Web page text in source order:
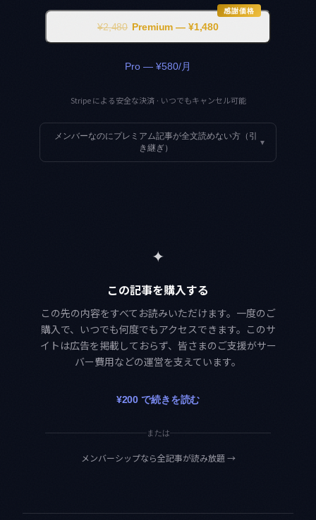
感謝価格
¥2,480 Premium — ¥1,480
Pro — ¥580/月
Stripe による安全な決済 · いつでもキャンセル可能
メンバーなのにプレミアム記事が全文読めない方（引
き継ぎ）
▾
✦
この記事を購入する
この先の内容をすべてお読みいただけます。一度のご
購入で、いつでも何度でもアクセスできます。このサ
イトは広告を掲載しておらず、皆さまのご支援がサー
バー費用などの運営を支えています。
¥200 で続きを読む
または
メンバーシップなら全記事が読み放題→